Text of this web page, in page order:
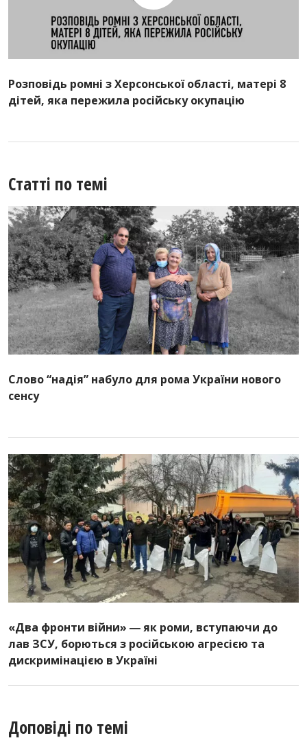
Розповідь ромні з Херсонської області, матері 8
дітей, яка пережила російську окупацію
Статті по темі
Слово “надія” набуло для ромa України нового
сенсу
«Два фронти війни» ― як роми, вступаючи до
лав ЗСУ, борються з російською агресією та
дискримінацією в Україні
Доповіді по темі